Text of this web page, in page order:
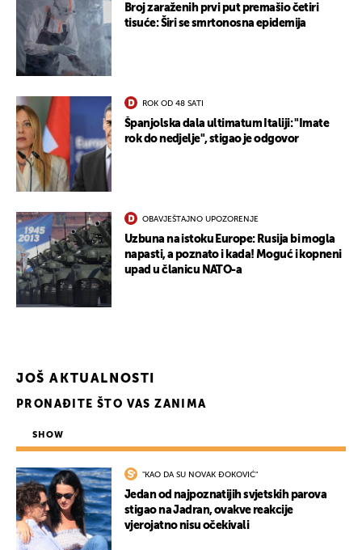
Broj zaraženih prvi put premašio četiri
tisuće: Širi se smrtonosna epidemija
ROK OD 48 SATI
Španjolska dala ultimatum Italiji: "Imate
rok do nedjelje", stigao je odgovor
OBAVJEŠTAJNO UPOZORENJE
Uzbuna na istoku Europe: Rusija bi mogla
napasti, a poznato i kada! Moguć i kopneni
upad u članicu NATO-a
JOŠ AKTUALNOSTI
PRONAĐITE ŠTO VAS ZANIMA
SHOW
"KAO DA SU NOVAK ĐOKOVIĆ"
Jedan od najpoznatijih svjetskih parova
stigao na Jadran, ovakve reakcije
vjerojatno nisu očekivali
UKLJUČITE NOTIFIKACIJE